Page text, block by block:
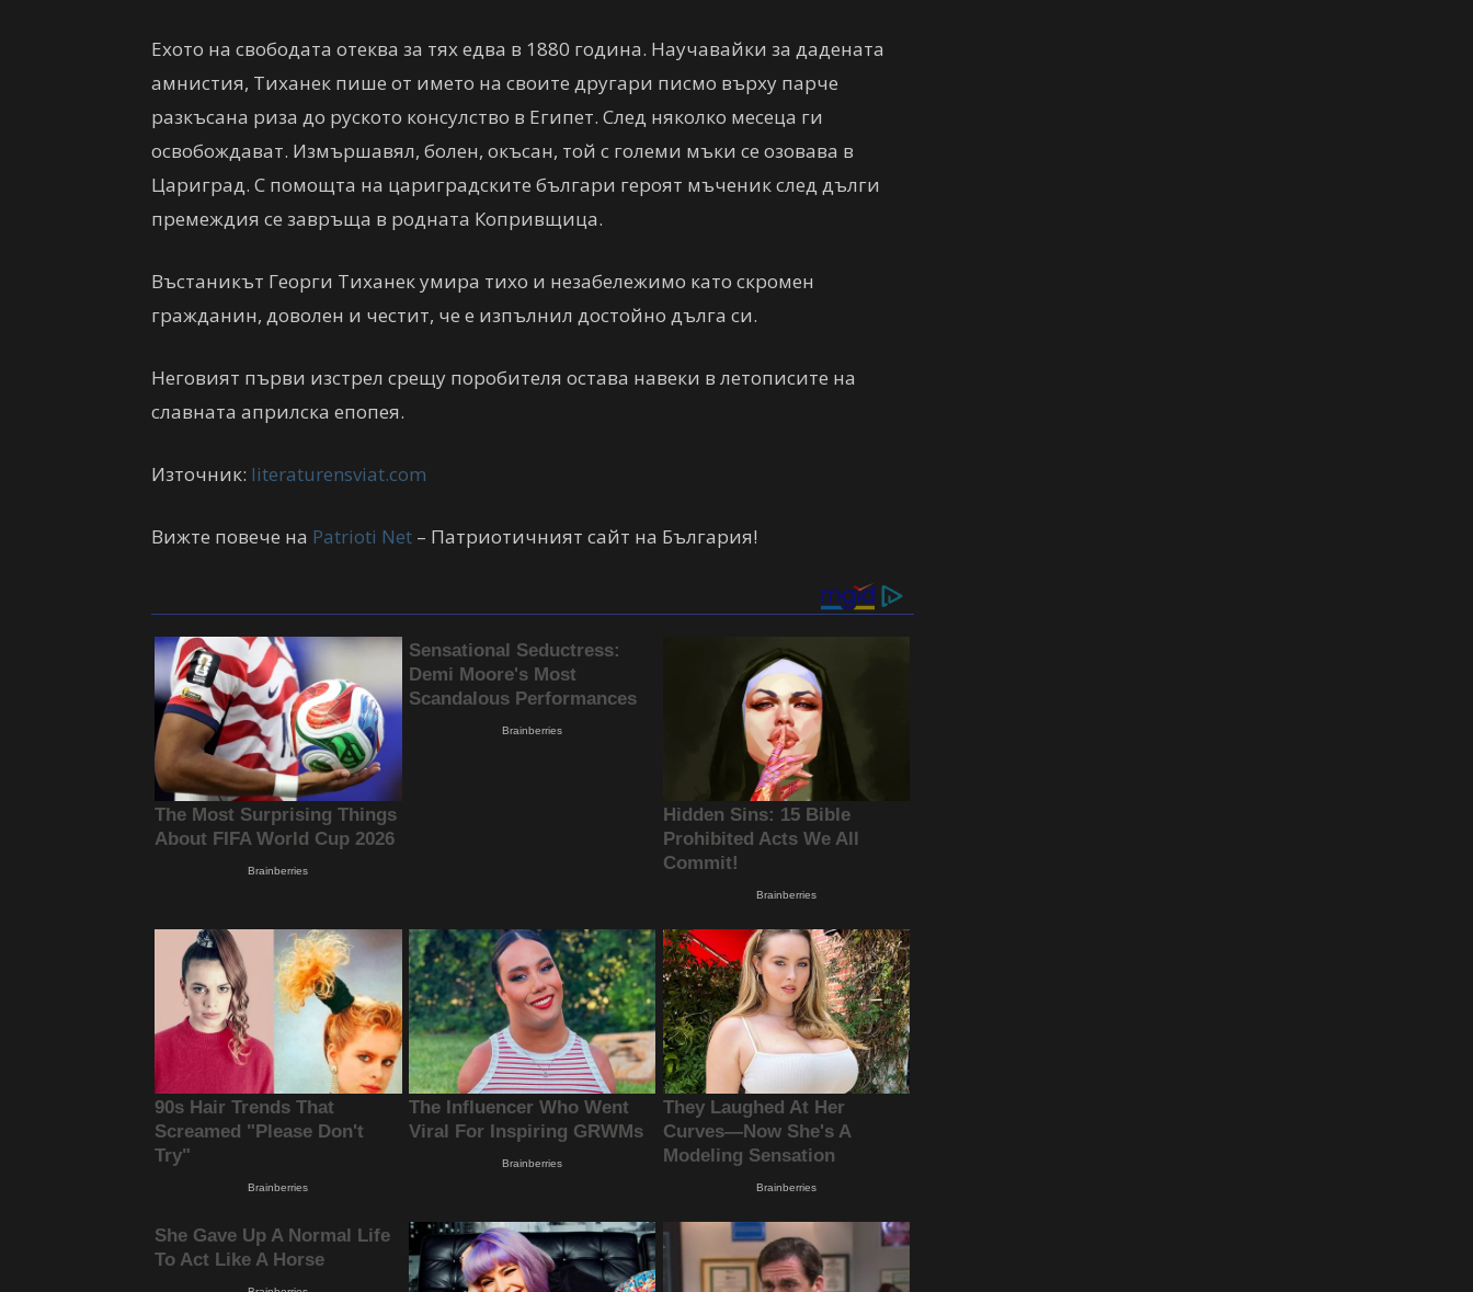
Ехото на свободата отеква за тях едва в 1880 година. Научавайки за дадената
амнистия, Тиханек пише от името на своите другари писмо върху парче
разкъсана риза до руското консулство в Египет. След няколко месеца ги
освобождават. Измършавял, болен, окъсан, той с големи мъки се озовава в
Цариград. С помощта на цариградските българи героят мъченик след дълги
премеждия се завръща в родната Копривщица.
Въстаникът Георги Тиханек умира тихо и незабележимо като скромен
гражданин, доволен и честит, че е изпълнил достойно дълга си.
Неговият първи изстрел срещу поробителя остава навеки в летописите на
славната априлска епопея.
Източник: literaturensviat.com
Вижте повече на Patrioti Net – Патриотичният сайт на България!